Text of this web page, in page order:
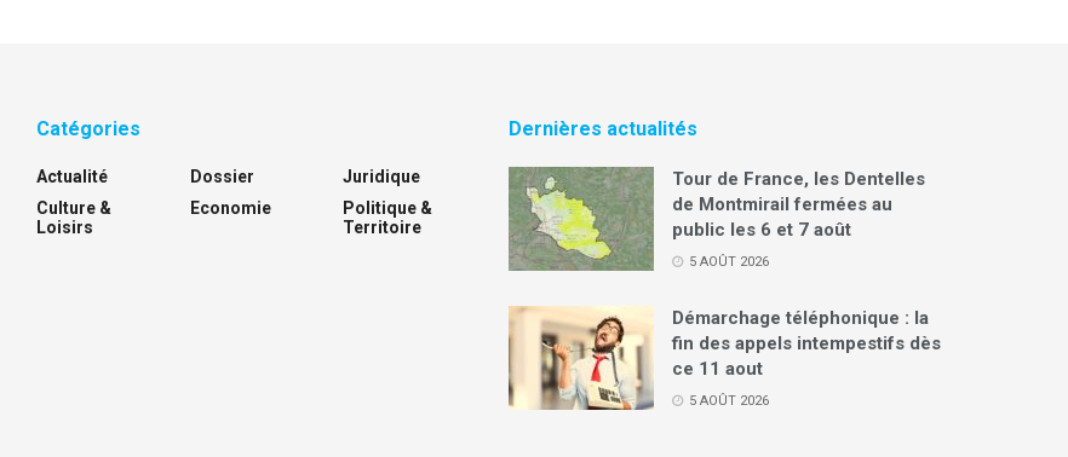
Catégories
Actualité
Culture &
Loisirs
Dossier
Economie
Juridique
Politique &
Territoire
Dernières actualités
Tour de France, les Dentelles
de Montmirail fermées au
public les 6 et 7 août
5 AOÛT 2026
Démarchage téléphonique : la
fin des appels intempestifs dès
ce 11 aout
5 AOÛT 2026